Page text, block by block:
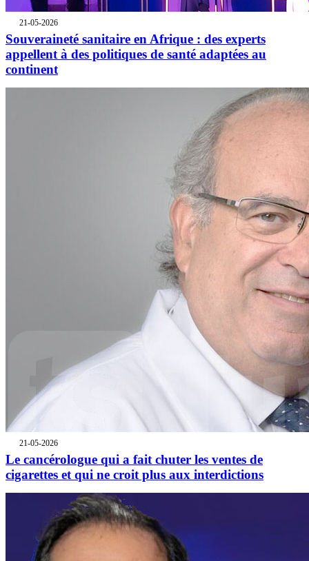
21-05-2026
Souveraineté sanitaire en Afrique : des experts
appellent à des politiques de santé adaptées au
continent
21-05-2026
Le cancérologue qui a fait chuter les ventes de
cigarettes et qui ne croit plus aux interdictions